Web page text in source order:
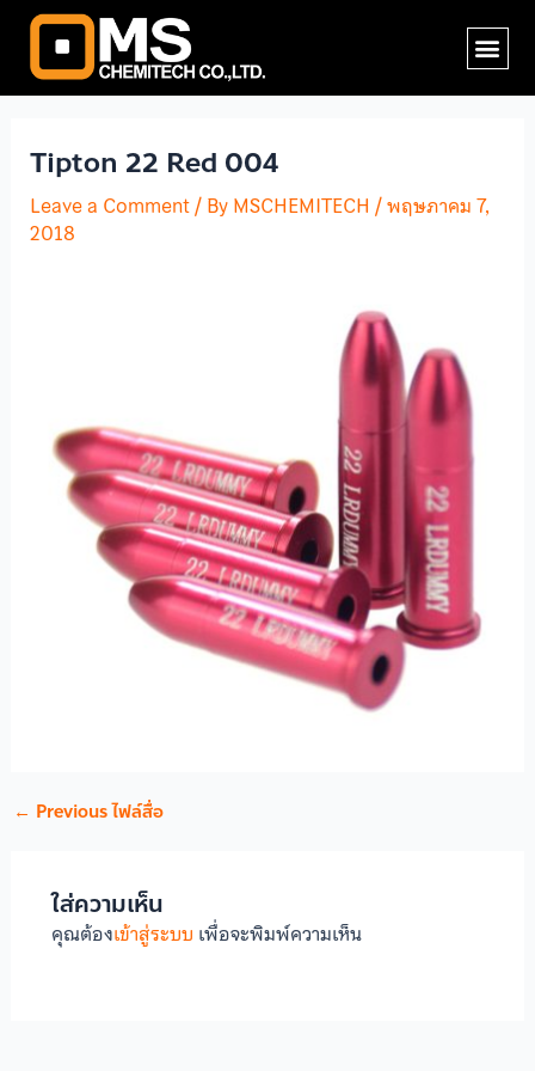
Skip
content
Tipton 22 Red 004
Leave a Comment/ ByMSCHEMITECH /พฤษภาคม 7,
2018
Post
navigation
← Previous ไฟล์สื่อ
ใส่ความเห็น
คุณต้องเข้าสู่ระบบ เพื่อจะพิมพ์ความเห็น